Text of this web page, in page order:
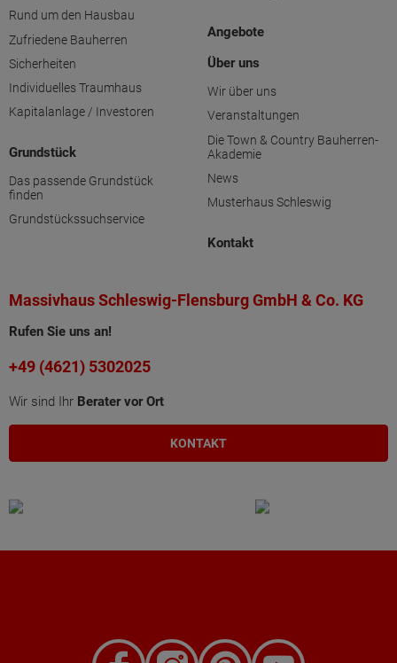
Rund um den Hausbau
Zufriedene Bauherren
Sicherheiten
Individuelles Traumhaus
Kapitalanlage / Investoren
Grundstück
Das passende Grundstück
finden
Grundstückssuchservice
Angebote
Über uns
Wir über uns
Veranstaltungen
Die Town & Country Bauherren-
Akademie
News
Musterhaus Schleswig
Kontakt
Massivhaus Schleswig-Flensburg GmbH & Co. KG
Rufen Sie uns an!
+49 (4621) 5302025
Wir sind Ihr Berater vor Ort
KONTAKT